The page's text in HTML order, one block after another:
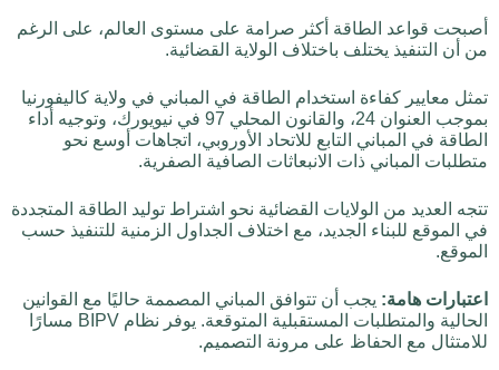
أصبحت قواعد الطاقة أكثر صرامة على مستوى العالم، على الرغم
من أن التنفيذ يختلف باختلاف الولاية القضائية.
تمثل معايير كفاءة استخدام الطاقة في المباني في ولاية كاليفورنيا
بموجب العنوان 24، والقانون المحلي 97 في نيويورك، وتوجيه أداء
الطاقة في المباني التابع للاتحاد الأوروبي، اتجاهات أوسع نحو
متطلبات المباني ذات الانبعاثات الصافية الصفرية.
تتجه العديد من الولايات القضائية نحو اشتراط توليد الطاقة المتجددة
في الموقع للبناء الجديد، مع اختلاف الجداول الزمنية للتنفيذ حسب
الموقع.
اعتبارات هامة: يجب أن تتوافق المباني المصممة حاليًا مع القوانين
الحالية والمتطلبات المستقبلية المتوقعة. يوفر نظام BIPV مسارًا
للامتثال مع الحفاظ على مرونة التصميم.